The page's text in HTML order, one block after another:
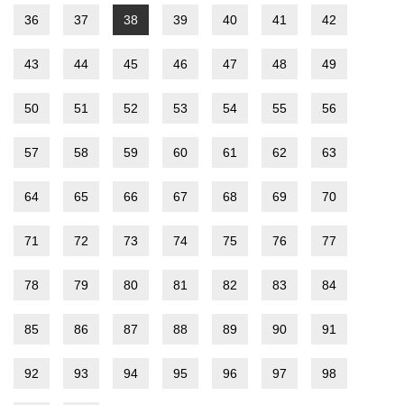
36 37 38 39 40 41 42
43 44 45 46 47 48 49
50 51 52 53 54 55 56
57 58 59 60 61 62 63
64 65 66 67 68 69 70
71 72 73 74 75 76 77
78 79 80 81 82 83 84
85 86 87 88 89 90 91
92 93 94 95 96 97 98